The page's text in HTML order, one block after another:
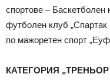
спортове –
футболен клуб
по мажоретен спорт
КАТЕГОРИЯ